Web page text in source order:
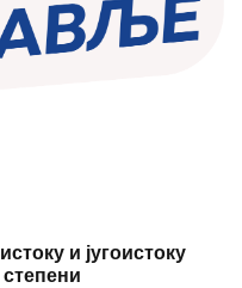
и југоистоку